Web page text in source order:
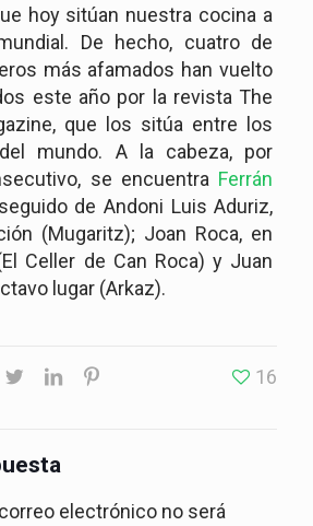
hoy sitúan nuestra cocina a
De hecho, cuatro de
más afamados han vuelto
este año por la revista The
que los sitúa entre los
mundo. A la cabeza, por
se encuentra Ferrán
de Andoni Luis Aduriz,
(Mugaritz); Joan Roca, en
Celler de Can Roca) y Juan
lugar (Arkaz).
16
electrónico no será